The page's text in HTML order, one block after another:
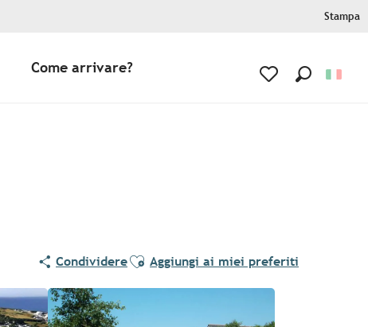
Stampa
Come arrivare?
CondividereAjouter aux favoris
Aggiungi ai miei preferiti